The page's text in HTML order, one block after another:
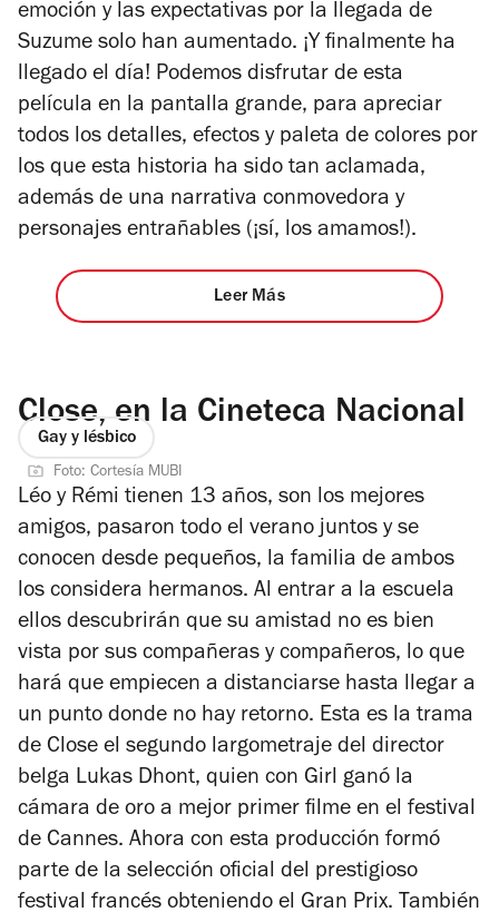
emoción y las expectativas por la llegada de
Suzume solo han aumentado. ¡Y finalmente ha
llegado el día! Podemos disfrutar de esta
película en la pantalla grande, para apreciar
todos los detalles, efectos y paleta de colores por
los que esta historia ha sido tan aclamada,
además de una narrativa conmovedora y
personajes entrañables (¡sí, los amamos!).
Leer Más
Close, en la Cineteca Nacional
Gay y lésbico
Foto: Cortesía MUBI
Léo y Rémi tienen 13 años, son los mejores
amigos, pasaron todo el verano juntos y se
conocen desde pequeños, la familia de ambos
los considera hermanos. Al entrar a la escuela
ellos descubrirán que su amistad no es bien
vista por sus compañeras y compañeros, lo que
hará que empiecen a distanciarse hasta llegar a
un punto donde no hay retorno. Esta es la trama
de Close el segundo largometraje del director
belga Lukas Dhont, quien con Girl ganó la
cámara de oro a mejor primer filme en el festival
de Cannes. Ahora con esta producción formó
parte de la selección oficial del prestigioso
festival francés obteniendo el Gran Prix. También